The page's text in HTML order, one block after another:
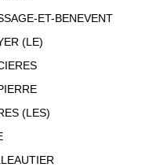
ET-BENEVENT
(LE)
(LES)